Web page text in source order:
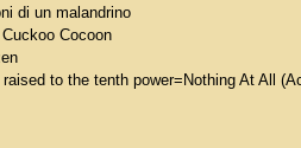
di un malandrino
Cocoon
to the tenth power=Nothing At All